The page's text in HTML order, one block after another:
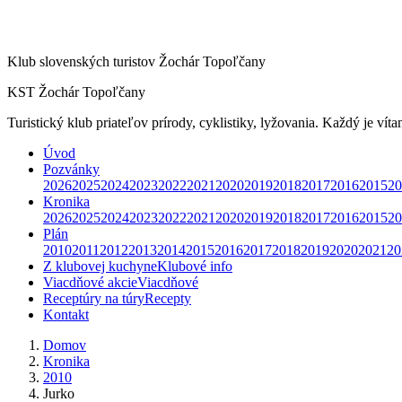
Klub slovenských turistov Žochár Topoľčany
KST Žochár Topoľčany
Turistický klub priateľov prírody, cyklistiky, lyžovania. Každý je
Úvod
Pozvánky
202620252024202320222021 202020192018201720162015
Kronika
202620252024202320222021 202020192018201720162015
Plán
20102011 2012201320142015201620172018201920202021
Z klubovej kuchyneKlubové info
Viacdňové akcieViacdňové
Receptúry na túryRecepty
Kontakt
Domov
Kronika
2010
Jurko